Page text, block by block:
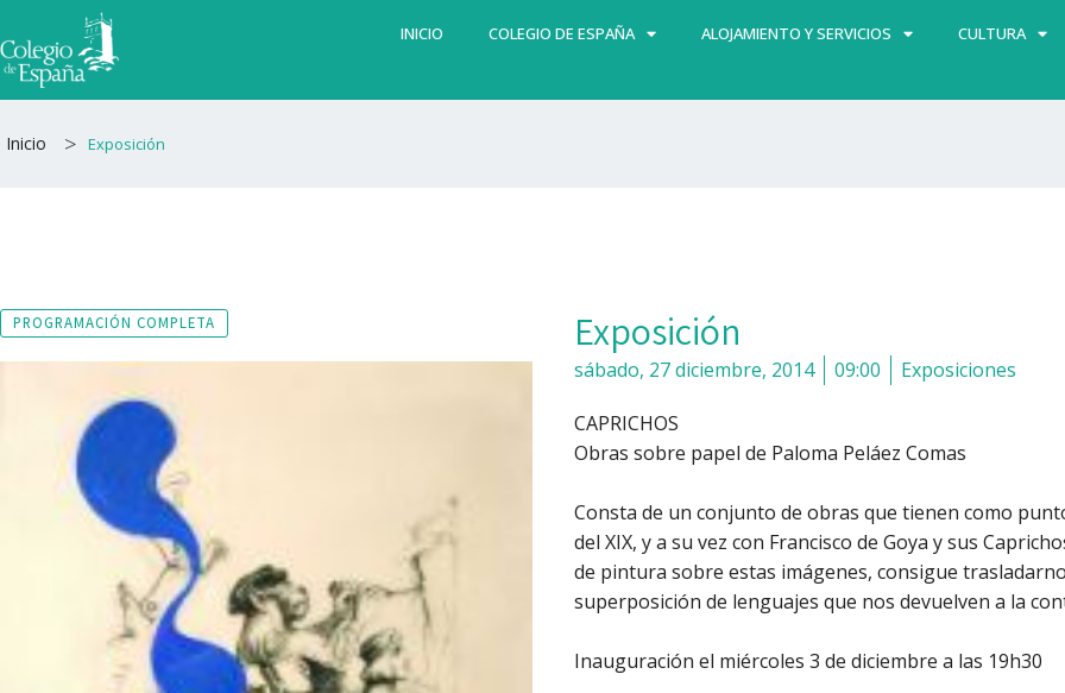
al
contenido
INICIO COLEGIO DE ESPAÑA ALOJAMIENTO Y SERVICIOS CULTURA
Inicio > Exposición
PROGRAMACIÓN COMPLETA Exposición
sábado, 27 diciembre, 2014 09:00 Exposiciones
CAPRICHOS
Obras sobre papel de Paloma Peláez Comas
Consta de un conjunto de obras que tienen como
del XIX, y a su vez con Francisco de Goya y sus
de pintura sobre estas imágenes, consigue
superposición de lenguajes que nos devuelven a la
Inauguración el miércoles 3 de diciembre a las 19h30